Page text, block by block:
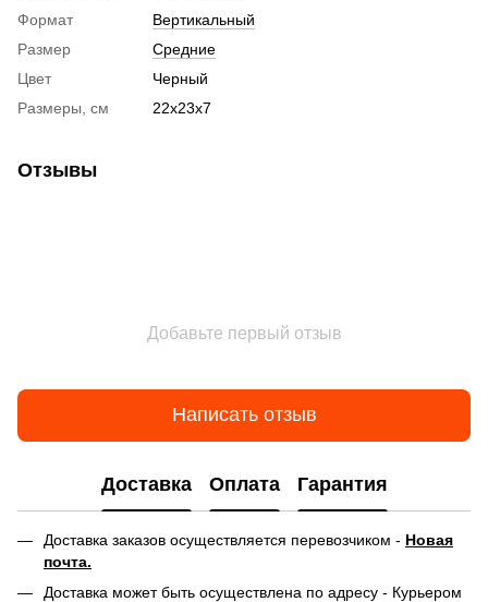
Формат
Вертикальный
Размер
Средние
Цвет
Черный
Размеры, см
22х23х7
Отзывы
Добавьте первый отзыв
Написать отзыв
Доставка Оплата Гарантия
Доставка заказов осуществляется перевозчиком - Новая
почта.
Доставка может быть осуществлена по адресу - Курьером